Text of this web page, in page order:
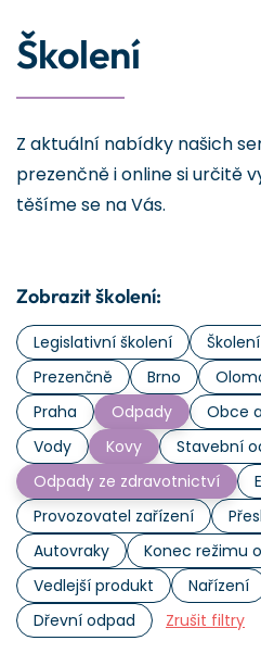
Školení
Z aktuální nabídky našich
prezenčně i online si určitě
těšíme se na Vás.
Zobrazit školení:
Legislativní školení
Prezenčně
Brno
Praha
Odpady Obce
Vody
Kovy
Stavební
Odpady ze zdravotnictví
Provozovatel zařízení
Autovraky
Konec režimu
Vedlejší produkt
Nařízení
Dřevní odpad
Zrušit filtry